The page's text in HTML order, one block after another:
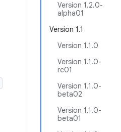
Version 1.2.0-
alpha01
Version 1.1
Version 1.1.0
Version 1.1.0-
rc01
Version 1.1.0-
beta02
Version 1.1.0-
beta01